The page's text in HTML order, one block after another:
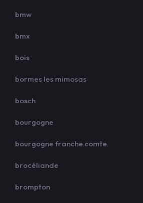
bmw
bmx
bois
bormes les mimosas
bosch
bourgogne
bourgogne franche comte
brocéliande
brompton